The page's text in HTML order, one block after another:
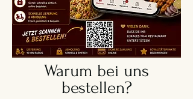
Warum bei uns
bestellen?